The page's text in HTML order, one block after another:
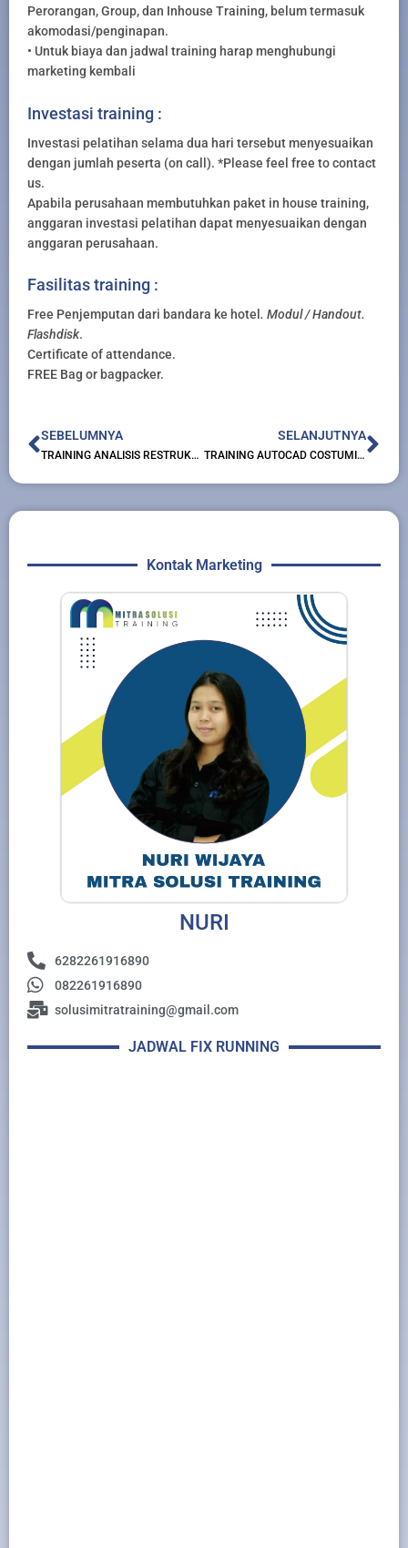
Perorangan, Group, dan Inhouse Training, belum termasuk
akomodasi/penginapan.
• Untuk biaya dan jadwal training harap menghubungi
marketing kembali
Investasi training :
Investasi pelatihan selama dua hari tersebut menyesuaikan
dengan jumlah peserta (on call). *Please feel free to contact
us.
Apabila perusahaan membutuhkan paket in house training,
anggaran investasi pelatihan dapat menyesuaikan dengan
anggaran perusahaan.
Fasilitas training :
Free Penjemputan dari bandara ke hotel . Modul / Handout.
Flashdisk.
Certificate of attendance.
FREE Bag or bagpacker.
Prev
SEBELUMNYA
TRAINING ANALISIS RESTRUKTURISASI KEUANGAN PERUSAHAAN
SELANJUTNYA
TRAINING AUTOCAD COSTUMIZATION
Kontak Marketing
NURI
6282261916890
082261916890
solusimitratraining@gmail.com
JADWAL FIX RUNNING